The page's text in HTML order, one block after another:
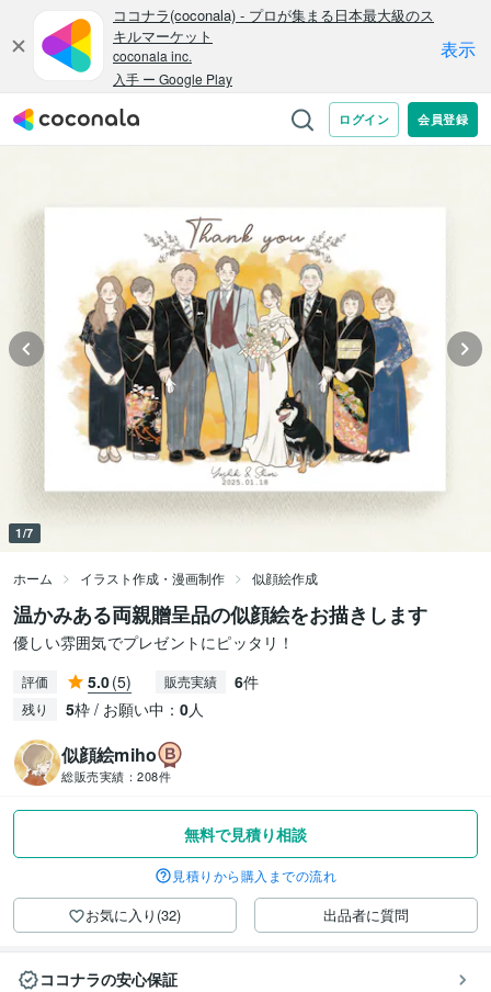
1/7
ホーム イラスト作成・漫画制作 似顔絵作成
温かみある両親贈呈品の似顔絵をお描きします
優しい雰囲気でプレゼントにピッタリ！
評価 5.0(5) 販売実績 6件
残り 5枠 / お願い中： 0人
似顔絵miho
総販売実績： 208件
無料で見積り相談
見積りから購入までの流れ
お気に入り(32) 出品者に質問
ココナラの安心保証